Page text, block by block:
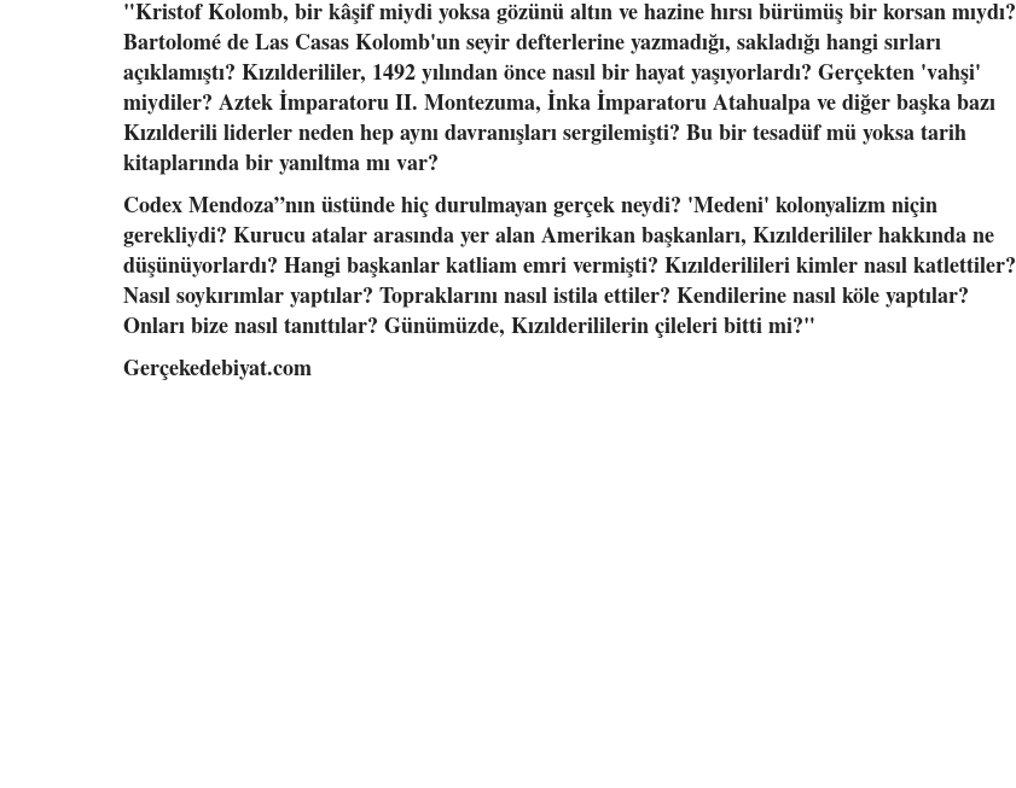
"Kristof Kolomb, bir kâşif miydi yoksa gözünü altın ve hazine hırsı bürümüş bir korsan mıydı?
Bartolomé de Las Casas Kolomb'un seyir defterlerine yazmadığı, sakladığı hangi sırları
açıklamıştı? Kızılderililer, 1492 yılından önce nasıl bir hayat yaşıyorlardı? Gerçekten 'vahşi'
miydiler? Aztek İmparatoru II. Montezuma, İnka İmparatoru Atahualpa ve diğer başka bazı
Kızılderili liderler neden hep aynı davranışları sergilemişti? Bu bir tesadüf mü yoksa tarih
kitaplarında bir yanıltma mı var?
Codex Mendoza”nın üstünde hiç durulmayan gerçek neydi? 'Medeni' kolonyalizm niçin
gerekliydi? Kurucu atalar arasında yer alan Amerikan başkanları, Kızılderililer hakkında ne
düşünüyorlardı? Hangi başkanlar katliam emri vermişti? Kızılderilileri kimler nasıl katlettiler?
Nasıl soykırımlar yaptılar? Topraklarını nasıl istila ettiler? Kendilerine nasıl köle yaptılar?
Onları bize nasıl tanıttılar? Günümüzde, Kızılderililerin çileleri bitti mi?"
Gerçekedebiyat.com